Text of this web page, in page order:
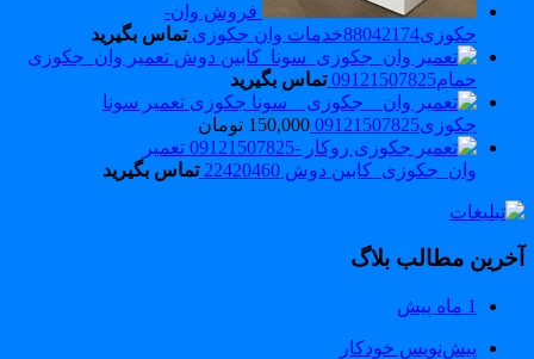
فروش وان-
جکوزی88042174خدمات وان جکوزی
تماس بگیرید
تعمیر وان_جکوزی
حمام09121507825
تماس بگیرید
تعمیر سونا
جکوزی09121507825
150,000 تومان
تعمیر
وان_جکوزی_کابین دوش 22420460
تماس بگیرید
مطالب بلاگ
1 ماه پیش
پیش‌نویس خودکار